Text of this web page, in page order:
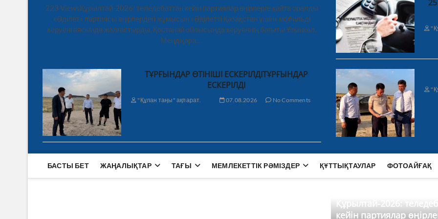
223 ViewsҚұрылтай-2026: теледебаттан кейін партиялар өңірлерге қайта оралды
«Әділет» партиясы өңірлердегі жұмысын «Әділетті Қазақстан үшін» мобильді
керуені аясында жалғастырды. Қостанай облысында керуеннің бағыты Ұзынкөл,
Меңдіқара,…
ТҰРҒЫНДАР ӨТІНІШІ ЕСКЕРІЛДІТҰРҒЫНДАР
ЕСКЕРІЛДІ
"Құлан таңы" ақпарат. 07.08.2026 No Comments
БАСТЫ БЕТ ЖАҢАЛЫҚТАР ТАҒЫ МЕМЛЕКЕТТІК РӘМІЗДЕР ҚҰТТЫҚТАУЛАР ФОТОАЙҒАҚ
Құрылтай-2026:
кейін партиялар